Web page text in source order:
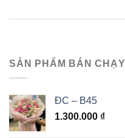
SẢN PHẨM BÁN CHẠY
ĐC – B45
1.300.000 ₫